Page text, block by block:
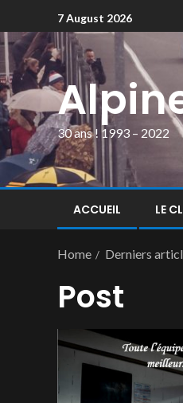
7 August 2026
30 ans ! 1993 – 2022
ACCUEIL LE
Home Derniers
Post